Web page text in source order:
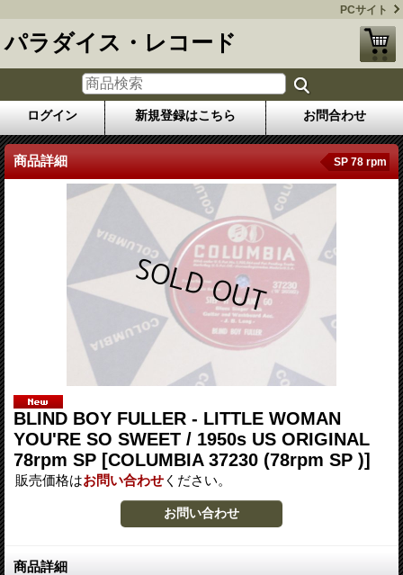
PCサイト
パラダイス・レコード
ログイン 新規登録はこちら お問合わせ
商品詳細 SP 78 rpm
BLIND BOY FULLER - LITTLE WOMAN
YOU'RE SO SWEET / 1950s US ORIGINAL
78rpm SP [COLUMBIA 37230 (78rpm SP )]
販売価格はお問い合わせ ください。
商品詳細